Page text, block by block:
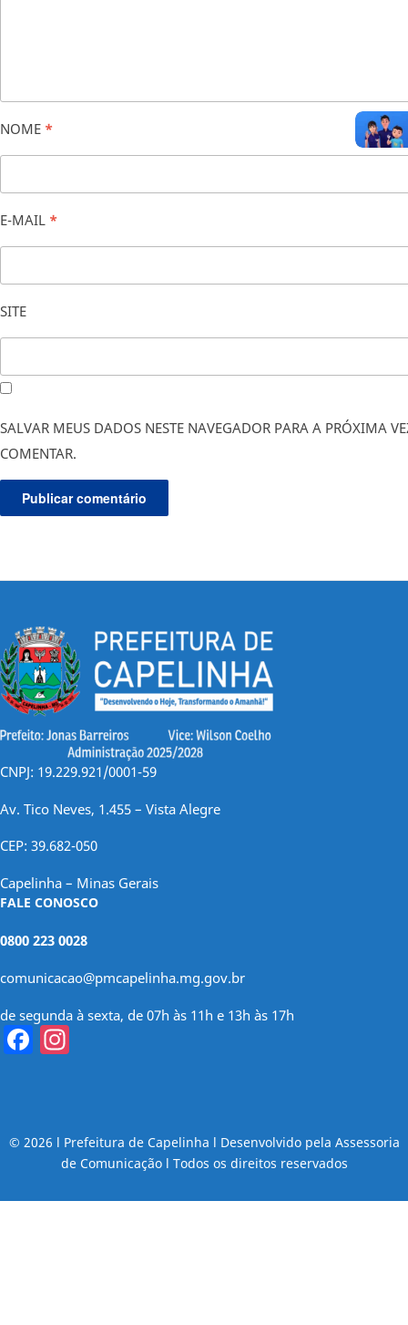
NOME *
E-MAIL *
SITE
SALVAR MEUS DADOS NESTE NAVEGADOR PARA A PRÓXIMA
COMENTAR.
CNPJ: 19.229.921/0001-59
Av. Tico Neves, 1.455 – Vista Alegre
CEP: 39.682-050
Capelinha – Minas Gerais
FALE CONOSCO
0800 223 0028
comunicacao@pmcapelinha.mg.gov.br
de segunda à sexta, de 07h às 11h e 13h às 17h
Facebook
© 2026 l Prefeitura de Capelinha l Desenvolvido pela Assessoria
de Comunicação l Todos os direitos reservados